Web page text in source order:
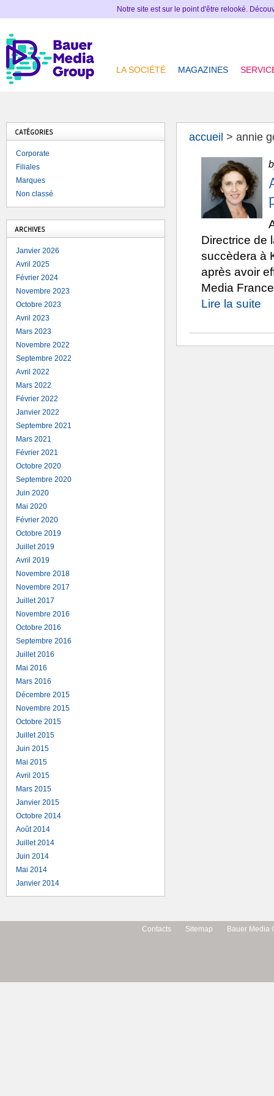
Notre site est sur le point d'être relooké.
LA SOCIÉTÉ MAGAZINES
accueil > annie
Directrice de
succèdera à
après avoir
Media
Lire la suite
CATÉGORIES
Corporate
Filiales
Marques
Non classé
ARCHIVES
Janvier 2026
Avril 2025
Février 2024
Novembre 2023
Octobre 2023
Avril 2023
Mars 2023
Novembre 2022
Septembre 2022
Avril 2022
Mars 2022
Février 2022
Janvier 2022
Septembre 2021
Mars 2021
Février 2021
Octobre 2020
Septembre 2020
Juin 2020
Mai 2020
Février 2020
Octobre 2019
Juillet 2019
Avril 2019
Novembre 2018
Novembre 2017
Juillet 2017
Novembre 2016
Octobre 2016
Septembre 2016
Juillet 2016
Mai 2016
Mars 2016
Décembre 2015
Novembre 2015
Octobre 2015
Juillet 2015
Juin 2015
Mai 2015
Avril 2015
Mars 2015
Janvier 2015
Octobre 2014
Août 2014
Juillet 2014
Juin 2014
Mai 2014
Janvier 2014
Contacts Sitemap Bauer Media